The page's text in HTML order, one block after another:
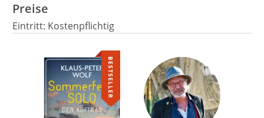
Preise
Eintritt: Kostenpflichtig
We need your consent to
load the Google Maps
service!
BESTSELLER